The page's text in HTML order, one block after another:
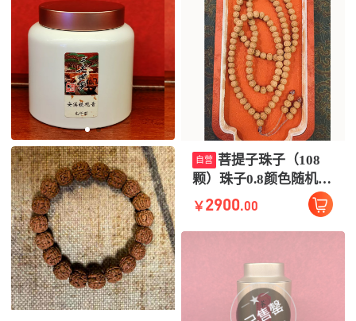
自营 菩提子珠子（108
颗）珠子0.8颜色随机微
有差别
￥2900.00